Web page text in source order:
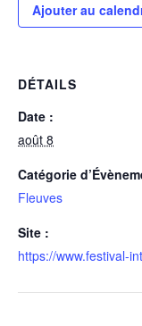
Ajouter au
DÉTAILS
Date :
août 8
Catégorie
Fleuves
Site :
https://www.festival-